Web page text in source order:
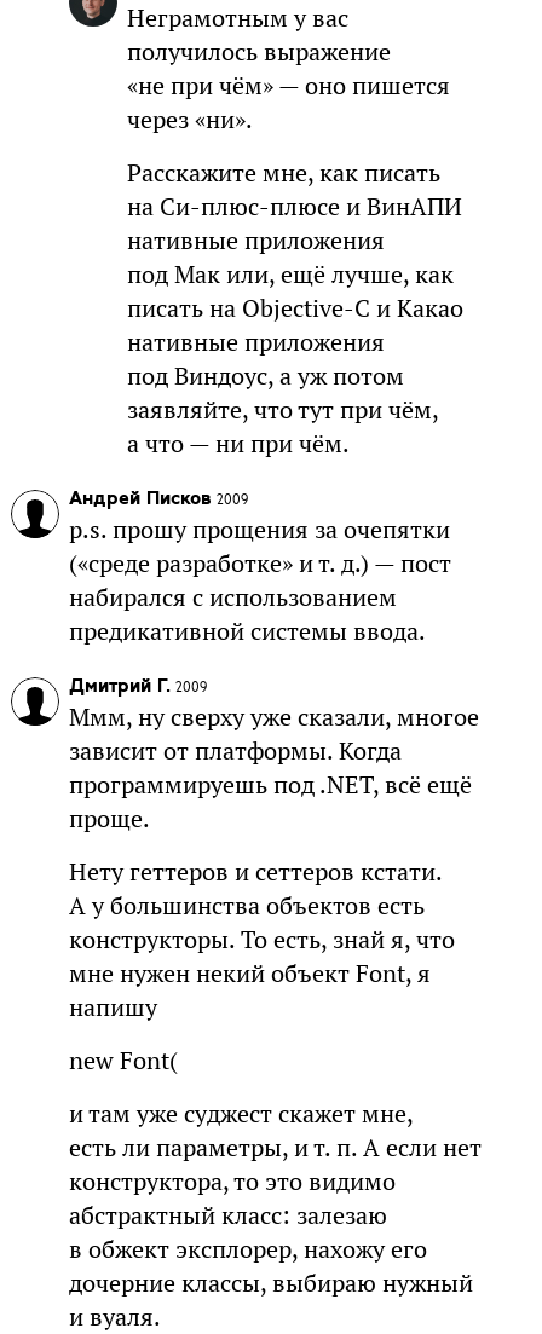
Неграмотным у вас
получилось выражение
«не при чём» — оно пишется
через «ни».
Расскажите мне, как писать
на Си-плюс-плюсе и ВинАПИ
нативные приложения
под Мак или, ещё лучше, как
писать на Objective-C и Какао
нативные приложения
под Виндоус, а уж потом
заявляйте, что тут при чём,
а что — ни при чём.
Андрей Писков 2009
p.s. прошу прощения за очепятки
(«среде разработке» и т. д.) — пост
набирался с использованием
предикативной системы ввода.
Дмитрий Г. 2009
Ммм, ну сверху уже сказали, многое
зависит от платформы. Когда
программируешь под .NET, всё ещё
проще.
Нету геттеров и сеттеров кстати.
А у большинства объектов есть
конструкторы. То есть, знай я, что
мне нужен некий объект Font, я
напишу
new Font(
и там уже суджест скажет мне,
есть ли параметры, и т. п. А если нет
конструктора, то это видимо
абстрактный класс: залезаю
в обжект эксплорер, нахожу его
дочерние классы, выбираю нужный
и вуаля.